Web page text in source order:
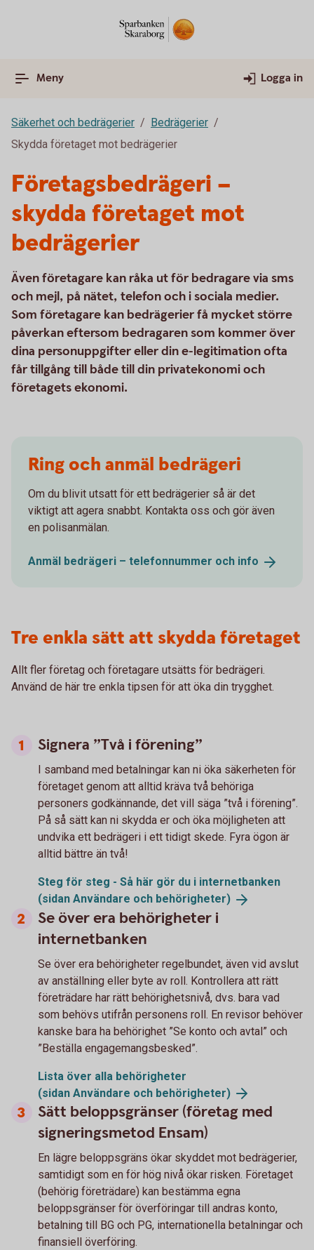
Meny Logga in
Säkerhet och bedrägerier
Bedrägerier
Skydda företaget mot bedrägerier
Företagsbedrägeri –
skydda företaget mot
bedrägerier
Även företagare kan råka ut för bedragare via sms
och mejl, på nätet, telefon och i sociala medier.
Som företagare kan bedrägerier få mycket större
påverkan eftersom bedragaren som kommer över
dina personuppgifter eller din e-legitimation ofta
får tillgång till både till din privatekonomi och
företagets ekonomi.
Ring och anmäl bedrägeri
Om du blivit utsatt för ett bedrägerier så är det
viktigt att agera snabbt. Kontakta oss och gör även
en polisanmälan.
Anmäl bedrägeri – telefonnummer och info
Tre enkla sätt att skydda företaget
Allt fler företag och företagare utsätts för bedrägeri.
Använd de här tre enkla tipsen för att öka din trygghet.
Signera ”Två i förening”
I samband med betalningar kan ni öka säkerheten för
företaget genom att alltid kräva två behöriga
personers godkännande, det vill säga ”två i förening”.
På så sätt kan ni skydda er och öka möjligheten att
undvika ett bedrägeri i ett tidigt skede. Fyra ögon är
alltid bättre än två!
Steg för steg - Så här gör du i internetbanken
(sidan Användare och behörigheter)
Se över era behörigheter i
internetbanken
Se över era behörigheter regelbundet, även vid avslut
av anställning eller byte av roll. Kontrollera att rätt
företrädare har rätt behörighetsnivå, dvs. bara vad
som behövs utifrån personens roll. En revisor behöver
kanske bara ha behörighet ”Se konto och avtal” och
”Beställa engagemangsbesked”.
Lista över alla behörigheter
(sidan Användare och behörigheter)
Sätt beloppsgränser (företag med
signeringsmetod Ensam)
En lägre beloppsgräns ökar skyddet mot bedrägerier,
samtidigt som en för hög nivå ökar risken. Företaget
(behörig företrädare) kan bestämma egna
beloppsgränser för överföringar till andras konto,
betalning till BG och PG, internationella betalningar och
finansiell överföring.